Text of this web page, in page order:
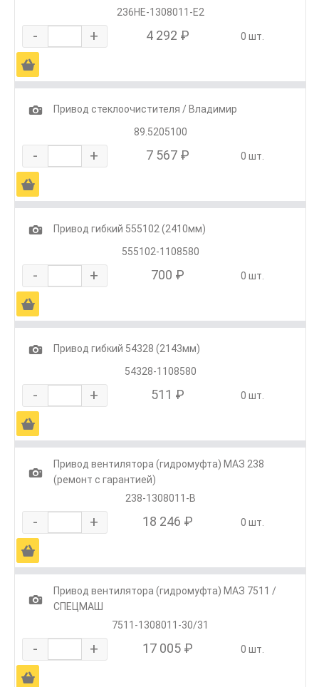
236НЕ-1308011-Е2
- + 4 292 ₽ 0 шт.
Ä
1
Привод стеклоочистителя / Владимир
89.5205100
- + 7 567 ₽ 0 шт.
Ä
1
Привод гибкий 555102 (2410мм)
555102-1108580
- + 700 ₽ 0 шт.
Ä
1
Привод гибкий 54328 (2143мм)
54328-1108580
- + 511 ₽ 0 шт.
Ä
1
Привод вентилятора (гидромуфта) МАЗ 238
(ремонт с гарантией)
238-1308011-В
- + 18 246 ₽ 0 шт.
Ä
1
Привод вентилятора (гидромуфта) МАЗ 7511 /
СПЕЦМАШ
7511-1308011-30/31
- + 17 005 ₽ 0 шт.
Ä